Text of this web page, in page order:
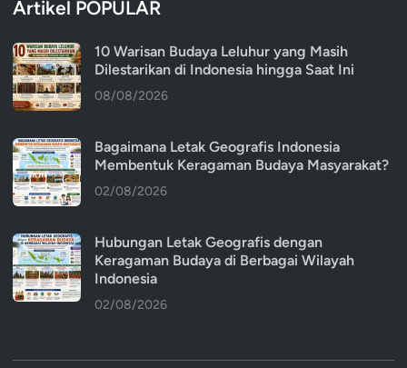
Artikel POPULAR
10 Warisan Budaya Leluhur yang Masih
Dilestarikan di Indonesia hingga Saat Ini
08/08/2026
Bagaimana Letak Geografis Indonesia
Membentuk Keragaman Budaya Masyarakat?
02/08/2026
Hubungan Letak Geografis dengan
Keragaman Budaya di Berbagai Wilayah
Indonesia
02/08/2026